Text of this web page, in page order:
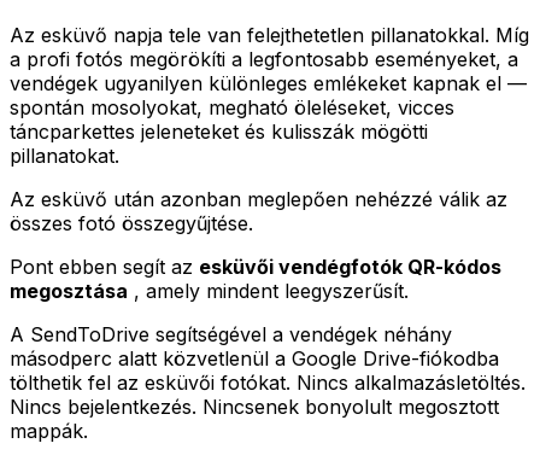
Az esküvő napja tele van felejthetetlen pillanatokkal. Míg
a profi fotós megörökíti a legfontosabb eseményeket, a
vendégek ugyanilyen különleges emlékeket kapnak el —
spontán mosolyokat, megható öleléseket, vicces
táncparkettes jeleneteket és kulisszák mögötti
pillanatokat.
Az esküvő után azonban meglepően nehézzé válik az
összes fotó összegyűjtése.
Pont ebben segít az esküvői vendégfotók QR-kódos
megosztása , amely mindent leegyszerűsít.
A SendToDrive segítségével a vendégek néhány
másodperc alatt közvetlenül a Google Drive-fiókodba
tölthetik fel az esküvői fotókat. Nincs alkalmazásletöltés.
Nincs bejelentkezés. Nincsenek bonyolult megosztott
mappák.